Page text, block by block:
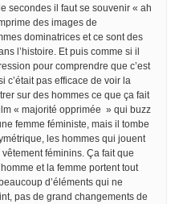
secondes il faut se souvenir « ah
des images de
dominatrices et ce sont des
l’histoire. Et puis comme si il
pour comprendre que c’est
c’était pas efficace de voir la
sur des hommes ce que ça fait
« majorité opprimée » qui buzz
femme féministe, mais il tombe
les hommes qui jouent
féminins. Ça fait que
et la femme portent tout
d’éléments qui ne
pas de grand changements de